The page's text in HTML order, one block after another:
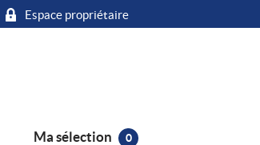
Espace propriétaire
Ma sélection 0